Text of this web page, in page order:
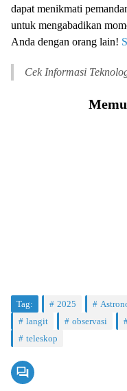
dapat menikmati
untuk mengabadikan
Anda dengan orang lain!
Cek Informasi
Tag: 2025
langit
observasi
teleskop